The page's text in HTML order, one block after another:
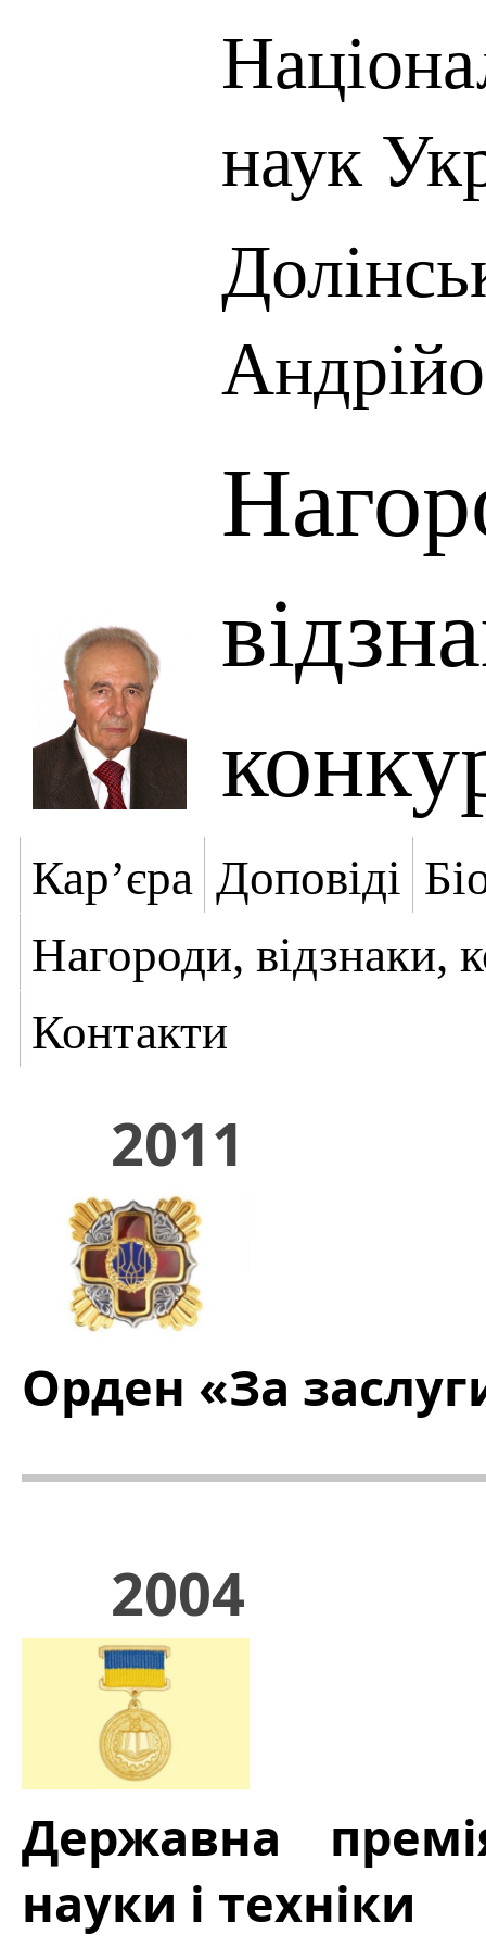
наук
Кар’єра Доповіді
Нагороди, відзнаки,
Контакти
2011
Орден «За
2004
Державна
науки і техніки